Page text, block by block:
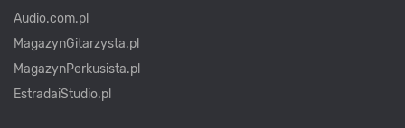
Audio.com.pl
MagazynGitarzysta.pl
MagazynPerkusista.pl
EstradaiStudio.pl